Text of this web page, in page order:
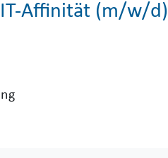
Affinität (m/w/d)